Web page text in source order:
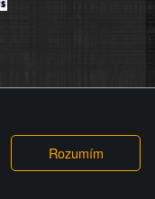
provozovatele
nebo video na
videa nebo
uplatnit vůči
škody nebo